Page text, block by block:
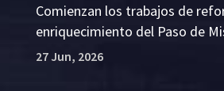
Comienzan los trabajos de
enriquecimiento del Paso de
27 Jun, 2026